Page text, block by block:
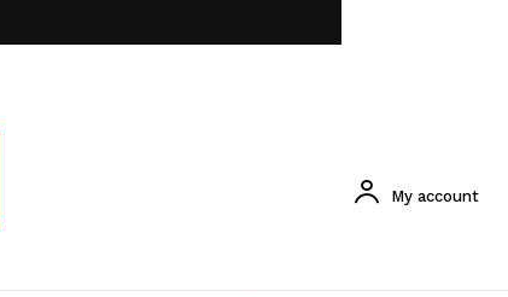
My account